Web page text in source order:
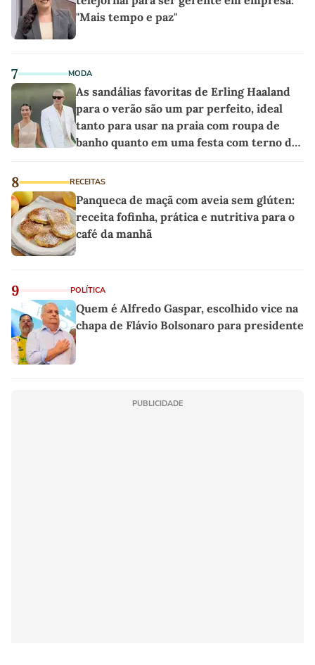
"Mais tempo e paz"
7 MODA
As sandálias favoritas de Erling Haaland
para o verão são um par perfeito, ideal
tanto para usar na praia com roupa de
banho quanto em uma festa com terno de
8 RECEITAS
Panqueca de maçã com aveia sem glúten:
receita fofinha, prática e nutritiva para o
café da manhã
9 POLÍTICA
Quem é Alfredo Gaspar, escolhido vice na
chapa de Flávio Bolsonaro para presidente
PUBLICIDADE